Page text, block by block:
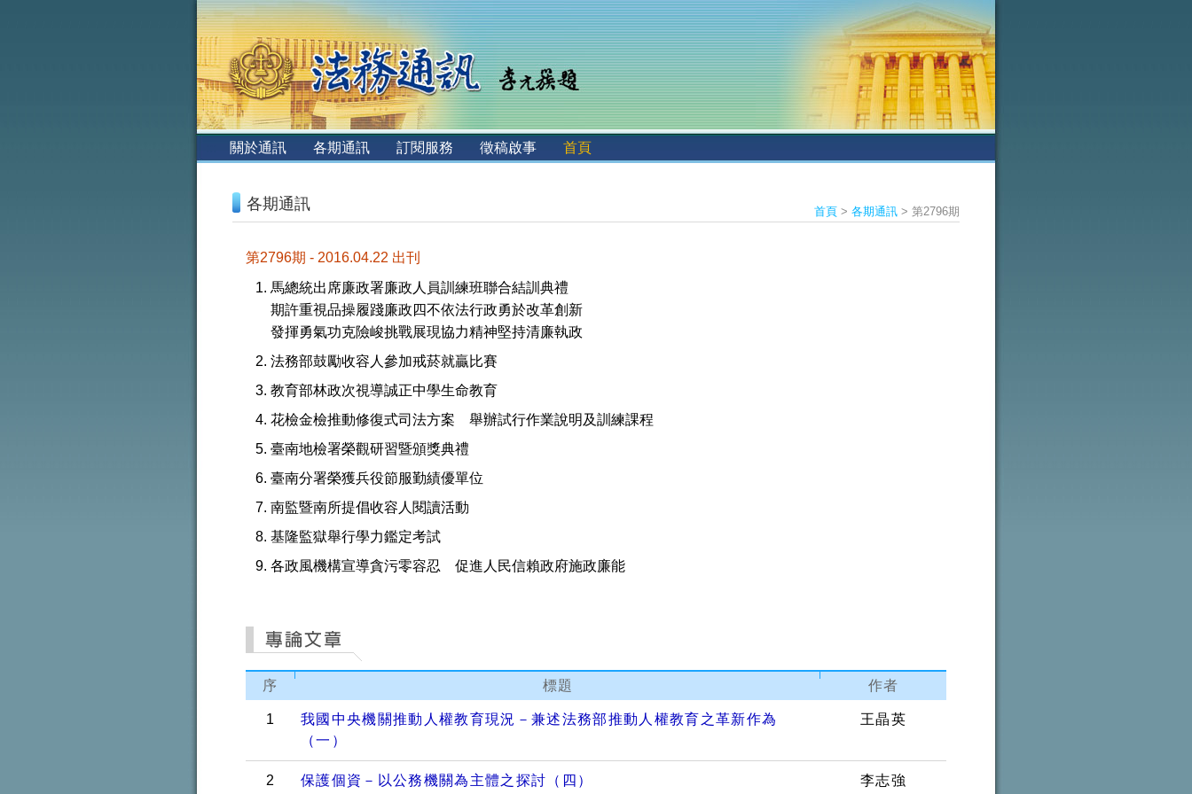
關於通訊 各期通訊 訂閱服務 徵稿啟事
首頁
各期通訊 首頁 > 各期通訊 > 第2796期
第2796期 - 2016.04.22 出刊
馬總統出席廉政署廉政人員訓練班聯合結訓典禮
期許重視品操履踐廉政四不依法行政勇於改革創新
發揮勇氣功克險峻挑戰展現協力精神堅持清廉執政
法務部鼓勵收容人參加戒菸就贏比賽
教育部林政次視導誠正中學生命教育
花檢金檢推動修復式司法方案 舉辦試行作業說明及訓練課程
臺南地檢署榮觀研習暨頒獎典禮
臺南分署榮獲兵役節服勤績優單位
南監暨南所提倡收容人閱讀活動
基隆監獄舉行學力鑑定考試
各政風機構宣導貪污零容忍 促進人民信賴政府施政廉能
序 標題 作者
1
我國中央機關推動人權教育現況－兼述法務部推動人權教育之革新作為
（一）
王晶英
2 保護個資－以公務機關為主體之探討（四） 李志強